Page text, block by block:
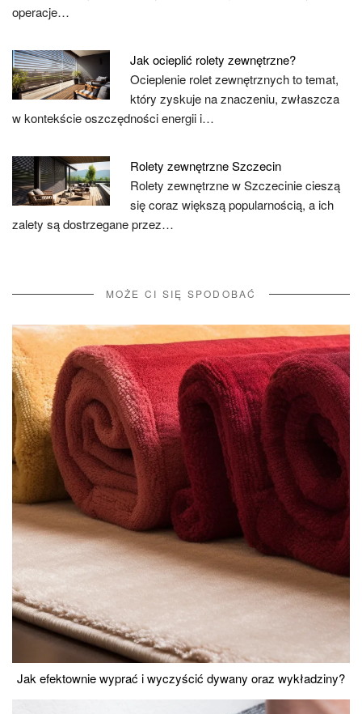
operacje…
Jak ocieplić rolety zewnętrzne?
Ocieplenie rolet zewnętrznych to temat,
który zyskuje na znaczeniu, zwłaszcza
w kontekście oszczędności energii i…
Rolety zewnętrzne Szczecin
Rolety zewnętrzne w Szczecinie cieszą
się coraz większą popularnością, a ich
zalety są dostrzegane przez…
MOŻE CI SIĘ SPODOBAĆ
Jak efektownie wyprać i wyczyścić dywany oraz wykładziny?